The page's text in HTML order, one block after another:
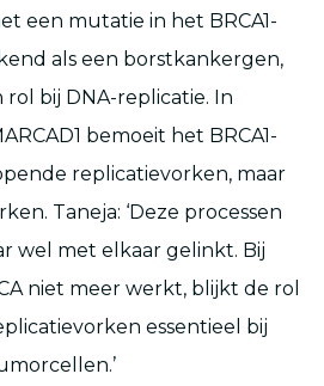
een mutatie in het BRCA1-
als een borstkankergen,
bij DNA-replicatie. In
bemoeit het BRCA1-
replicatievorken, maar
Taneja: ‘Deze processen
wel met elkaar gelinkt. Bij
niet meer werkt, blijkt de rol
essentieel bij